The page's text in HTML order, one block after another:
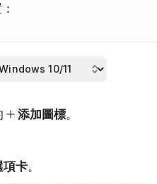
添加圖標。
項卡。